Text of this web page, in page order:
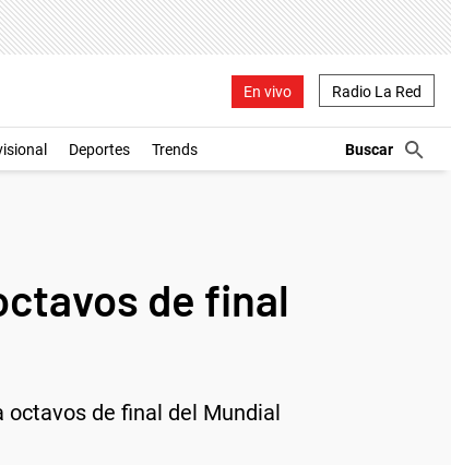
En vivo Radio La Red
Deportes Trends
de final
octavos de final del Mundial